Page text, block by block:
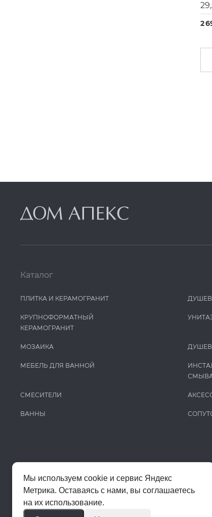
Iris
Italon
Keuco
Krion
La Fabbrica Ava
Lafaenza
Mag Drain
MAPEI
2
Каталог
ПЛИТКА И КЕРАМОГРАНИТ
КРУПНОФОРМАТНЫЙ
КЕРАМОГРАНИТ
МОЗАИКА
МЕБЕЛЬ ДЛЯ ВАННОЙ
СМЕСИТЕЛИ
ВАННЫ
Мы используем cookie и Яндекс Метрику, чтобы сайт
Цены на сайте помогают ориентироваться в
Мы используем cookie и сервис Яндекс
Метрика. Оставаясь с нами, вы соглашаетесь
на их использование.